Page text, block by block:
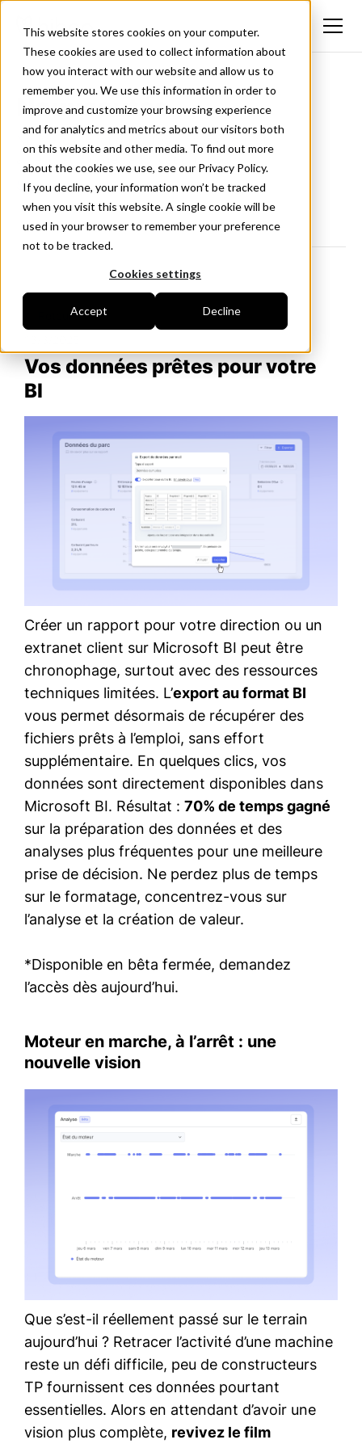
This website stores cookies on your computer.
These cookies are used to collect information about
how you interact with our website and allow us to
remember you. We use this information in order to
improve and customize your browsing experience
and for analytics and metrics about our visitors both
on this website and other media. To find out more
about the cookies we use, see our Privacy Policy.
If you decline, your information won’t be tracked
when you visit this website. A single cookie will be
used in your browser to remember your preference
not to be tracked.
Cookies settings
Accept Decline
Nouveautés
Nouvelles fonctionnalités, mises à jour et
Suivez-nous sur LinkedIn
<- Retour
Vos données prêtes pour votre
BI
Créer un rapport pour votre direction ou un
extranet client sur Microsoft BI peut être
chronophage, surtout avec des ressources
techniques limitées. L’export au format BI
vous permet désormais de récupérer des
fichiers prêts à l’emploi, sans effort
supplémentaire. En quelques clics, vos
données sont directement disponibles dans
Microsoft BI. Résultat : 70% de temps gagné
sur la préparation des données et des
analyses plus fréquentes pour une meilleure
prise de décision. Ne perdez plus de temps
sur le formatage, concentrez-vous sur
l’analyse et la création de valeur.
*Disponible en bêta fermée, demandez
l’accès dès aujourd’hui.
Moteur en marche, à l’arrêt : une
nouvelle vision
Que s’est-il réellement passé sur le terrain
aujourd’hui ? Retracer l’activité d’une machine
reste un défi difficile, peu de constructeurs
TP fournissent ces données pourtant
essentielles. Alors en attendant d’avoir une
vision plus complète, revivez le film